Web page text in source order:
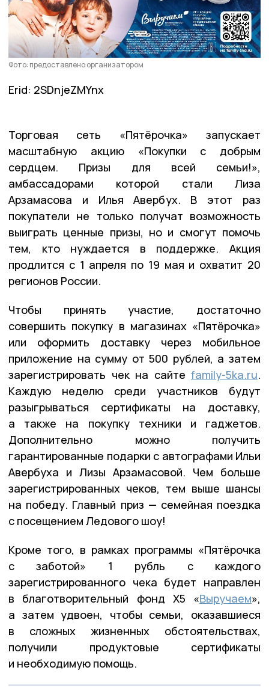
Фото: предоставлено организатором
Erid: 2SDnjeZMYnx
Торговая сеть «Пятёрочка» запускает
масштабную акцию «Покупки с добрым
сердцем. Призы для всей семьи!»,
амбассадорами которой стали Лиза
Арзамасова и Илья Авербух. В этот раз
покупатели не только получат возможность
выиграть ценные призы, но и смогут помочь
тем, кто нуждается в поддержке. Акция
продлится с 1 апреля по 19 мая и охватит 20
регионов России.
Чтобы принять участие, достаточно
совершить покупку в магазинах «Пятёрочка»
или оформить доставку через мобильное
приложение на сумму от 500 рублей, а затем
зарегистрировать чек на сайте family-5ka.ru.
Каждую неделю среди участников будут
разыгрываться сертификаты на доставку,
а также на покупку техники и гаджетов.
Дополнительно можно получить
гарантированные подарки с автографами Ильи
Авербуха и Лизы Арзамасовой. Чем больше
зарегистрированных чеков, тем выше шансы
на победу. Главный приз — семейная поездка
с посещением Ледового шоу!
Кроме того, в рамках программы «Пятёрочка
с заботой» 1 рубль с каждого
зарегистрированного чека будет направлен
в благотворительный фонд Х5 «Выручаем»,
а затем удвоен, чтобы семьи, оказавшиеся
в сложных жизненных обстоятельствах,
получили продуктовые сертификаты
и необходимую помощь.